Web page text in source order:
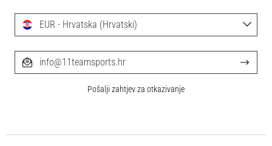
EUR - Hrvatska (Hrvatski)
info@11teamsports.hr
Pošalji zahtjev za otkazivanje